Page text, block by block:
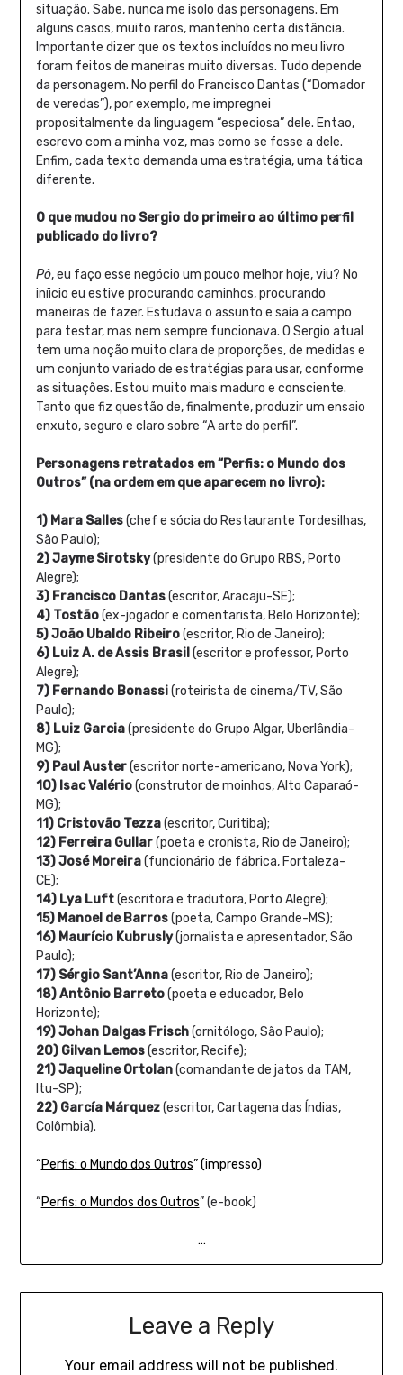
situação. Sabe, nunca me isolo das personagens. Em
alguns casos, muito raros, mantenho certa distância.
Importante dizer que os textos incluídos no meu livro
foram feitos de maneiras muito diversas. Tudo depende
da personagem. No perfil do Francisco Dantas (“Domador
de veredas”), por exemplo, me impregnei
propositalmente da linguagem “especiosa” dele. Entao,
escrevo com a minha voz, mas como se fosse a dele.
Enfim, cada texto demanda uma estratégia, uma tática
diferente.
O que mudou no Sergio do primeiro ao último perfil
publicado do livro?
Pô, eu faço esse negócio um pouco melhor hoje, viu? No
iníicio eu estive procurando caminhos, procurando
maneiras de fazer. Estudava o assunto e saía a campo
para testar, mas nem sempre funcionava. O Sergio atual
tem uma noção muito clara de proporções, de medidas e
um conjunto variado de estratégias para usar, conforme
as situações. Estou muito mais maduro e consciente.
Tanto que fiz questão de, finalmente, produzir um ensaio
enxuto, seguro e claro sobre “A arte do perfil”.
Personagens retratados em “Perfis: o Mundo dos
Outros” (na ordem em que aparecem no livro):
1) Mara Salles(chef e sócia do Restaurante Tordesilhas,
São Paulo);
2) Jayme Sirotsky(presidente do Grupo RBS, Porto
Alegre);
3) Francisco Dantas(escritor, Aracaju-SE);
4) Tostão(ex-jogador e comentarista, Belo Horizonte);
5) João Ubaldo Ribeiro(escritor, Rio de Janeiro);
6) Luiz A. de Assis Brasil (escritor e professor, Porto
Alegre);
7) Fernando Bonassi(roteirista de cinema/TV, São
Paulo);
8) Luiz Garcia(presidente do Grupo Algar, Uberlândia-
MG);
9) Paul Auster(escritor norte-americano, Nova York);
10) Isac Valério(construtor de moinhos, Alto Caparaó-
MG);
11) Cristovão Tezza(escritor, Curitiba);
12) Ferreira Gullar(poeta e cronista, Rio de Janeiro);
13) José Moreira(funcionário de fábrica, Fortaleza-
CE);
14) Lya Luft(escritora e tradutora, Porto Alegre);
15) Manoel de Barros(poeta, Campo Grande-MS);
16) Maurício Kubrusly(jornalista e apresentador, São
Paulo);
17) Sérgio Sant’Anna(escritor, Rio de Janeiro);
18) Antônio Barreto(poeta e educador, Belo
Horizonte);
19) Johan Dalgas Frisch(ornitólogo, São Paulo);
20) Gilvan Lemos(escritor, Recife);
21) Jaqueline Ortolan(comandante de jatos da TAM,
Itu-SP);
22) García Márquez(escritor, Cartagena das Índias,
Colômbia).
“Perfis: o Mundo dos Outros” (impresso)
“Perfis: o Mundos dos Outros” (e-book)
…
Leave a Reply
Your email address will not be published.